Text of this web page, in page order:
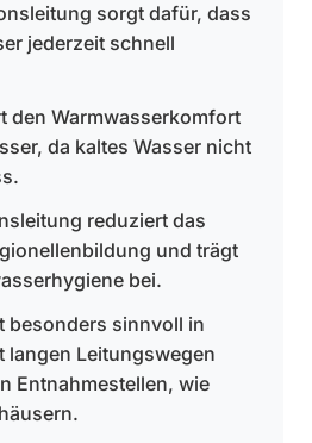
sorgt dafür, dass
jederzeit schnell
den Warmwasserkomfort
da kaltes Wasser nicht
reduziert das
und trägt
bei.
besonders sinnvoll in
langen Leitungswegen
Entnahmestellen, wie